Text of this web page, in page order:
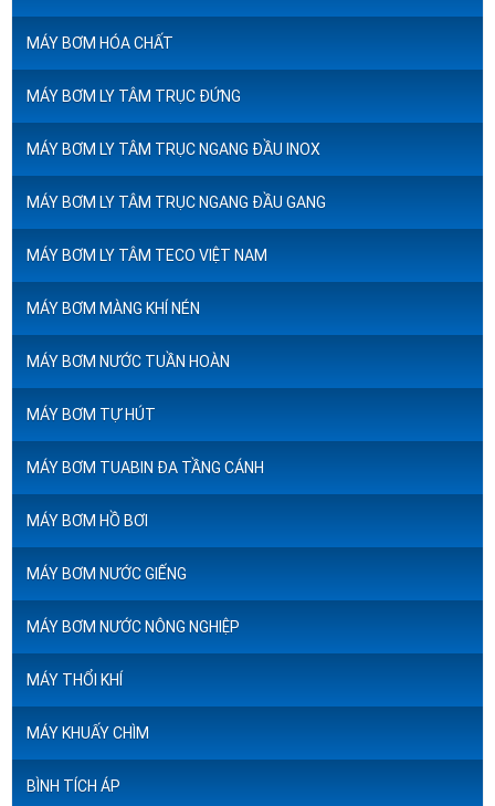
MÁY BƠM HÓA CHẤT
MÁY BƠM LY TÂM TRỤC ĐỨNG
MÁY BƠM LY TÂM TRỤC NGANG ĐẦU INOX
MÁY BƠM LY TÂM TRỤC NGANG ĐẦU GANG
MÁY BƠM LY TÂM TECO VIỆT NAM
MÁY BƠM MÀNG KHÍ NÉN
MÁY BƠM NƯỚC TUẦN HOÀN
MÁY BƠM TỰ HÚT
MÁY BƠM TUABIN ĐA TẦNG CÁNH
MÁY BƠM HỒ BƠI
MÁY BƠM NƯỚC GIẾNG
MÁY BƠM NƯỚC NÔNG NGHIỆP
MÁY THỔI KHÍ
MÁY KHUẤY CHÌM
BÌNH TÍCH ÁP